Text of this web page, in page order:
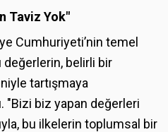
Taviz Yok"
Cumhuriyeti’nin temel
değerlerin, belirli bir
tartışmaya
"Bizi biz yapan değerleri
bu ilkelerin toplumsal bir